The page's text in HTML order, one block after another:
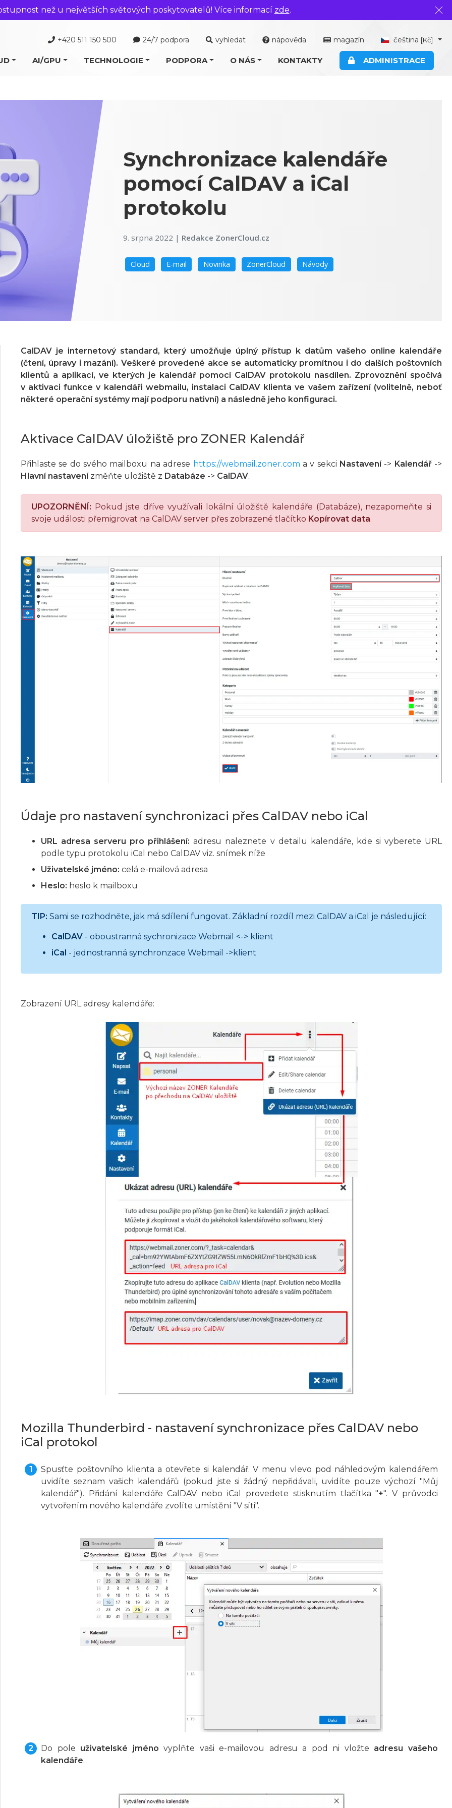
než u největších světových poskytovatelů! Více informací zde.
+420 511 150 500 24/7 podpora vyhledat nápověda magazín čeština [Kč]
AI/GPU TECHNOLOGIE PODPORA O NÁS KONTAKTY ADMINISTRACE
Synchronizace kalendáře
pomocí CalDAV a iCal
protokolu
9. srpna 2022 | Redakce ZonerCloud.cz
Cloud E-mail Novinka ZonerCloud Návody
CalDAV je internetový standard, který umožňuje úplný přístup k datům vašeho online kalendáře
(čtení, úpravy i mazání). Veškeré provedené akce se automaticky promítnou i do dalších poštovních
klientů a aplikací, ve kterých je kalendář pomocí CalDAV protokolu nasdílen. Zprovoznění spočívá
v aktivaci funkce v kalendáři webmailu, instalaci CalDAV klienta ve vašem zařízení (volitelně, neboť
některé operační systémy mají podporu nativní) a následně jeho konfiguraci.
Aktivace CalDAV úložiště pro ZONER Kalendář
Přihlaste se do svého mailboxu na adrese https://webmail.zoner.com a v sekci Nastavení-> Kalendář->
Hlavní nastavenízměňte uložiště z Databáze -> CalDAV.
UPOZORNĚNÍ: Pokud jste dříve využívali lokální úložiště kalendáře (Databáze), nezapomeňte si
svoje události přemigrovat na CalDAV server přes zobrazené tlačítko Kopírovat data.
Údaje pro nastavení synchronizaci přes CalDAV nebo iCal
URL adresa serveru pro přihlášení: adresu naleznete v detailu kalendáře, kde si vyberete URL
podle typu protokolu iCal nebo CalDAV viz. snímek níže
Uživatelské jméno: celá e-mailová adresa
Heslo: heslo k mailboxu
TIP: Sami se rozhodněte, jak má sdílení fungovat. Základní rozdíl mezi CalDAV a iCal je následující:
CalDAV - oboustranná sychronizace Webmail <-> klient
iCal - jednostranná synchronzace Webmail ->klient
Zobrazení URL adresy kalendáře:
Mozilla Thunderbird - nastavení synchronizace přes CalDAV nebo
iCal protokol
Spusťte poštovního klienta a otevřete si kalendář. V menu vlevo pod náhledovým kalendářem
uvidíte seznam vašich kalendářů (pokud jste si žádný nepřidávali, uvidíte pouze výchozí "Můj
kalendář"). Přidání kalendáře CalDAV nebo iCal provedete stisknutím tlačítka "+". V průvodci
vytvořením nového kalendáře zvolíte umístění "V síti".
Do pole uživatelské jméno vyplňte vaši e-mailovou adresu a pod ni vložte adresu vašeho
kalendáře.